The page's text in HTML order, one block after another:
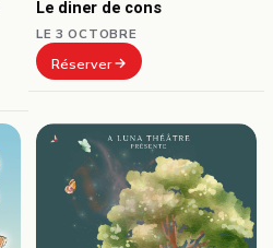
Le diner de cons
LE 3 OCTOBRE
Réserver